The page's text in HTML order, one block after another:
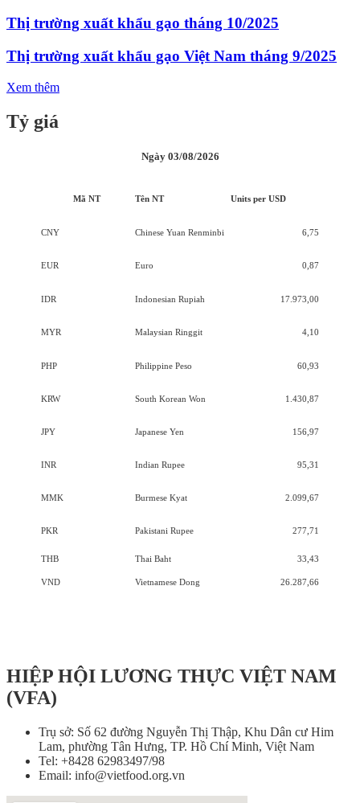
Thị trường xuất khẩu gạo tháng 10/2025
Thị trường xuất khẩu gạo Việt Nam tháng 9/2025
Xem thêm
Tỷ giá
Ngày 03/08/2026
Mã NT Tên NT Units per USD
CNY Chinese Yuan Renminbi 6,75
EUR Euro 0,87
IDR Indonesian Rupiah 17.973,00
MYR Malaysian Ringgit 4,10
PHP Philippine Peso 60,93
KRW South Korean Won 1.430,87
JPY Japanese Yen 156,97
INR Indian Rupee 95,31
MMK Burmese Kyat 2.099,67
PKR Pakistani Rupee 277,71
THB Thai Baht 33,43
VND Vietnamese Dong 26.287,66
HIỆP HỘI LƯƠNG THỰC VIỆT NAM
(VFA)
Trụ sở: Số 62 đường Nguyễn Thị Thập, Khu Dân cư Him
Lam, phường Tân Hưng, TP. Hồ Chí Minh, Việt Nam
Tel: +8428 62983497/98
Email: info@vietfood.org.vn